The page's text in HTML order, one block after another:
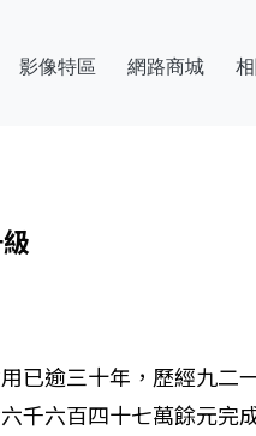
影像特區 網路商城
已逾三十年，歷經九二
千六百四十七萬餘元完